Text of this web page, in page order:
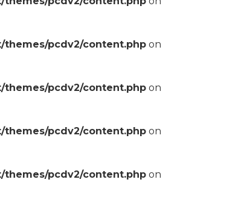
pcdv2/content.php on
pcdv2/content.php on
pcdv2/content.php on
pcdv2/content.php on